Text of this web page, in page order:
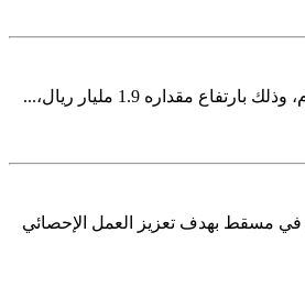
في مسقط بهدف تعزيز العمل الإحصائي